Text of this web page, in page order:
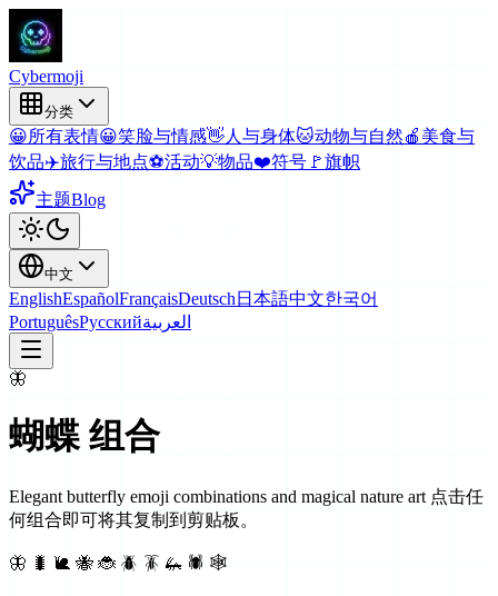
Cybermoji
分类
😀所有表情😀笑脸与情感👋人与身体🐱动物与自然🍎 美食与
饮品✈️旅行与地点⚽活动💡物品❤️符号 🚩旗帜
主题Blog
中文
EnglishEspañolFrançaisDeutsch 日本語中文한국어
PortuguêsРусскийالعربية
🦋
蝴蝶 组合
Elegant butterfly emoji combinations and magical nature art 点击任
何组合即可将其复制到剪贴板。
🦋 🐛 🐌 🐝 🐞 🪲 🪳 🦗 🕷 🕸